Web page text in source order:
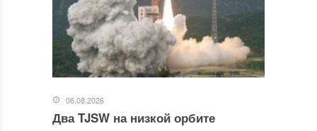
06.08.2026
Два TJSW на низкой орбите